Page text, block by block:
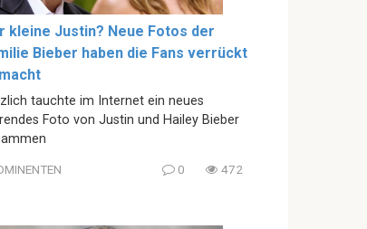
kleine Justin? Neue Fotos der
Bieber haben die Fans verrückt
tauchte im Internet ein neues
Foto von Justin und Hailey Bieber
0 472